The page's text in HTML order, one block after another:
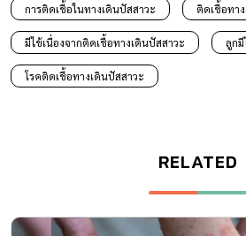
การติดเชื้อในทางเดินปัสสาวะ ติดเชื้อทา
มีไข้เนื่องจากติดเชื้อทางเดินปัสสาวะ ลูกมี
โรคติดเชื้อทางเดินปัสสาวะ
RELATED